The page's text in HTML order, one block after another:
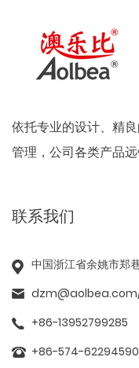
依托专业的设计、精
管理，公司各类产品远
联系我们
中国浙江省余姚市郑
dzm@aolbea.com
+86-13952799285
+86-574-62294590